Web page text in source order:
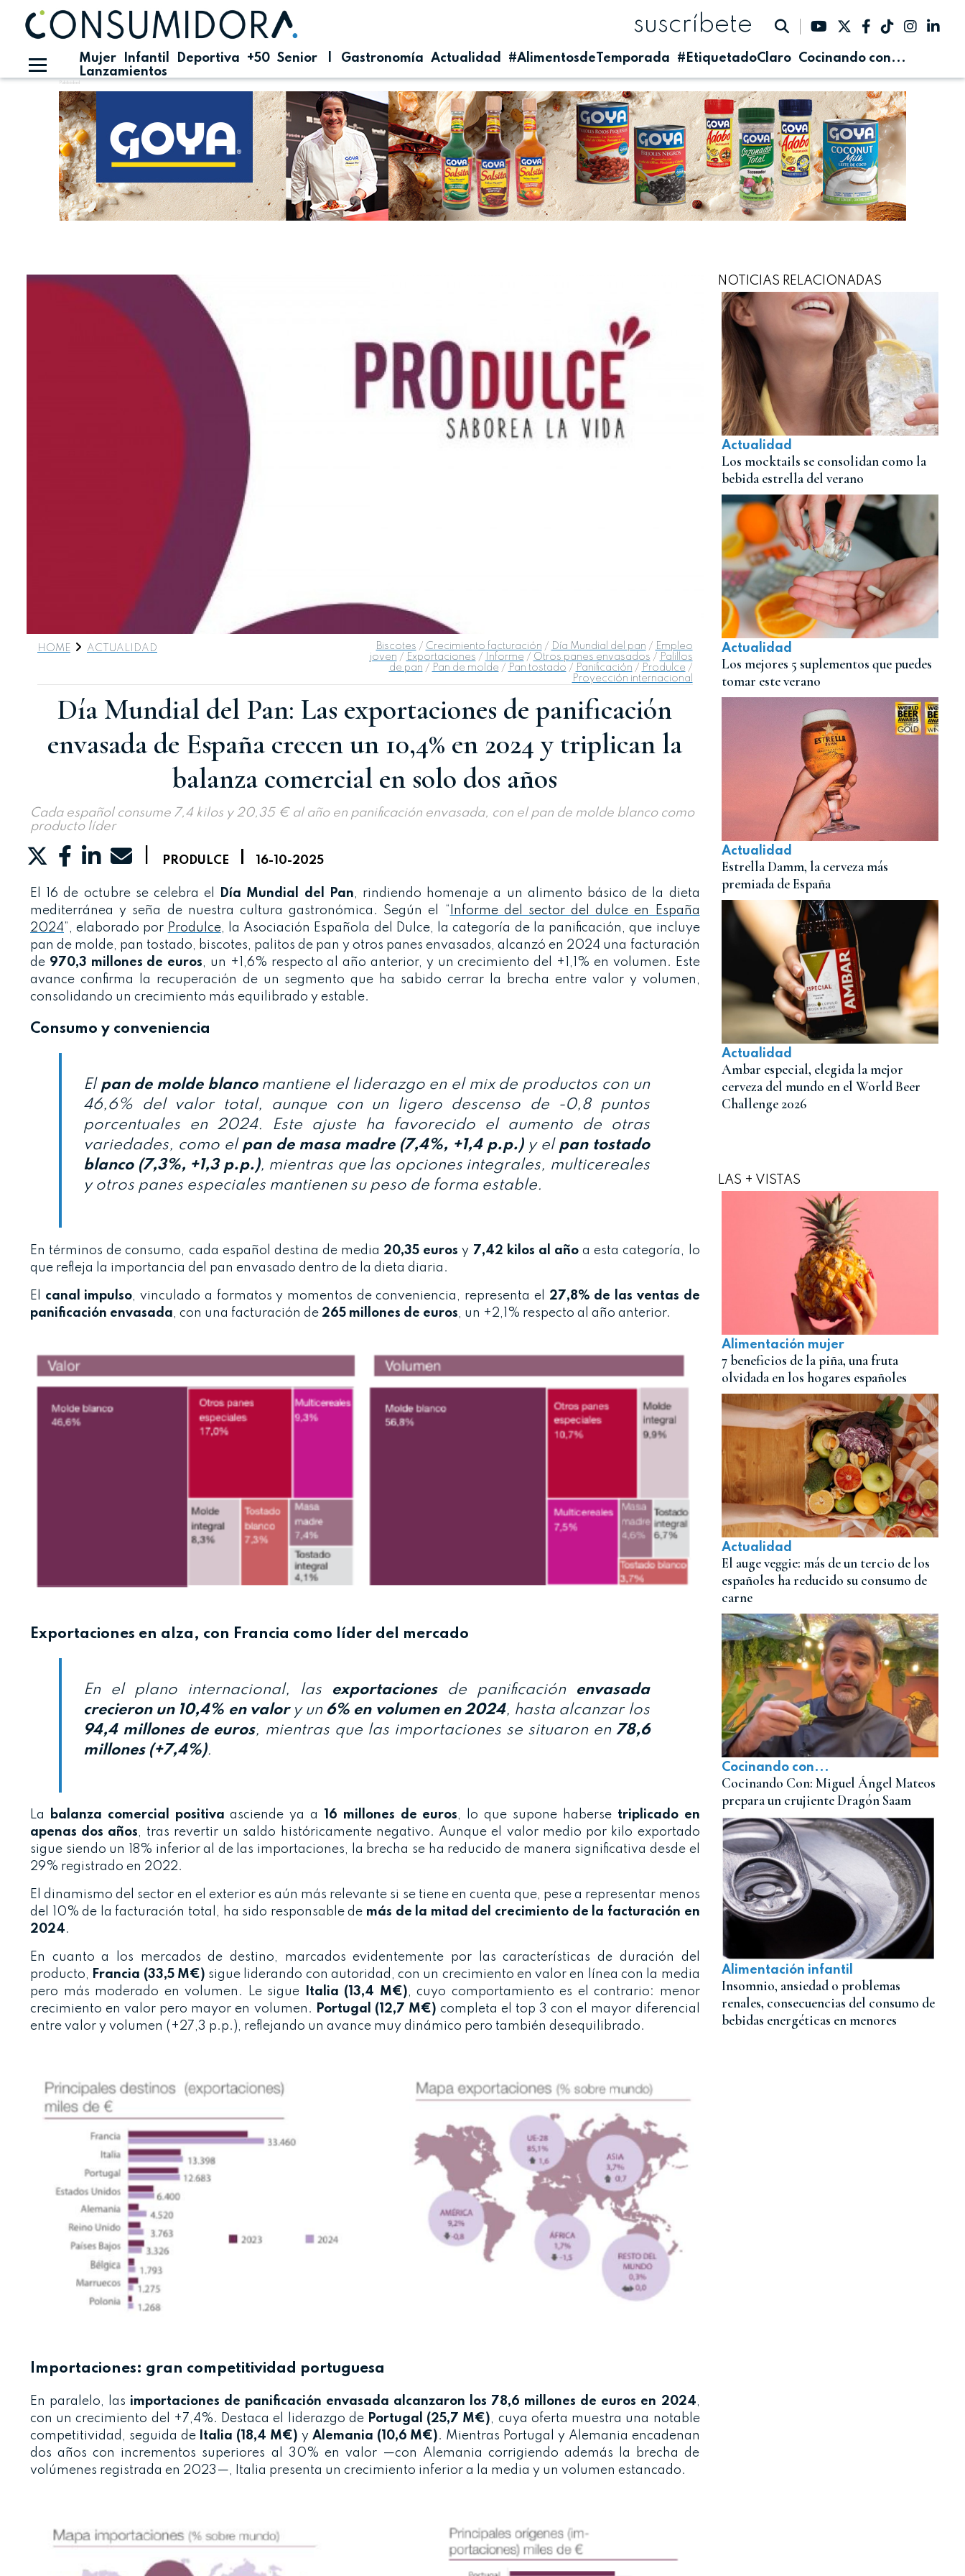
Mujer Infantil Deportiva +50 Senior | Gastronomía Actualidad #AlimentosdeTemporada #EtiquetadoClaro
Cocinando con...
Lanzamientos
suscríbete
Publicidad
HOME ACTUALIDAD Biscotes / Crecimiento facturación / Día Mundial del pan / Empleo
joven / Exportaciones / Informe / Otros panes envasados / Palillos
de pan / Pan de molde / Pan tostado / Panificación / Produlce /
Proyección internacional
Día Mundial del Pan: Las exportaciones de panificación
envasada de España crecen un 10,4% en 2024 y triplican la
balanza comercial en solo dos años
Cada español consume 7,4 kilos y 20,35 € al año en panificación envasada, con el pan de molde blanco como
producto líder
| PRODULCE | 16-10-2025
El 16 de octubre se celebra el Día Mundial del Pan, rindiendo homenaje a un alimento básico de la dieta
mediterránea y seña de nuestra cultura gastronómica. Según el “
Informe del sector del dulce en España
2024 ”, elaborado por Produlce, la Asociación Española del Dulce, la categoría de la panificación, que incluye
pan de molde, pan tostado, biscotes, palitos de pan y otros panes envasados, alcanzó en 2024 una facturación
de 970,3 millones de euros, un +1,6% respecto al año anterior, y un crecimiento del +1,1% en volumen. Este
avance confirma la recuperación de un segmento que ha sabido cerrar la brecha entre valor y volumen,
consolidando un crecimiento más equilibrado y estable.
Consumo y conveniencia
Elpan de molde blancomantiene el liderazgo en el mix de productos con un
46,6% del valor total, aunque con un ligero descenso de -0,8 puntos
porcentuales en 2024. Este ajuste ha favorecido el aumento de otras
variedades, como el pan de masa madre (7,4%, +1,4 p.p.)y el pan tostado
blanco (7,3%, +1,3 p.p.), mientras que las opciones integrales, multicereales
y otros panes especiales mantienen su peso de forma estable.
En términos de consumo, cada español destina de media 20,35 euros y 7,42 kilos al año a esta categoría, lo
que refleja la importancia del pan envasado dentro de la dieta diaria.
El canal impulso , vinculado a formatos y momentos de conveniencia, representa el 27,8% de las ventas de
panificación envasada , con una facturación de 265 millones de euros , un +2,1% respecto al año anterior.
Exportaciones en alza, con Francia como líder del mercado
En el plano internacional, las exportacionesde panificación
envasada
crecieron un 10,4% en valory un 6% en volumen en 2024, hasta alcanzar los
94,4 millones de euros, mientras que las importaciones se situaron en 78,6
millones (+7,4%).
La balanza comercial positiva asciende ya a 16 millones de euros, lo que supone haberse triplicado en
apenas dos años, tras revertir un saldo históricamente negativo. Aunque el valor medio por kilo exportado
sigue siendo un 18% inferior al de las importaciones, la brecha se ha reducido de manera significativa desde el
29% registrado en 2022.
El dinamismo del sector en el exterior es aún más relevante si se tiene en cuenta que, pese a representar menos
del 10% de la facturación total, ha sido responsable de más de la mitad del crecimiento de la facturación en
2024.
En cuanto a los mercados de destino, marcados evidentemente por las características de duración del
producto, Francia (33,5 M€) sigue liderando con autoridad, con un crecimiento en valor en línea con la media
pero más moderado en volumen. Le sigue
Italia (13,4 M€), cuyo comportamiento es el contrario: menor
crecimiento en valor pero mayor en volumen.
Portugal (12,7 M€) completa el top 3 con el mayor diferencial
entre valor y volumen (+27,3 p.p.), reflejando un avance muy dinámico pero también desequilibrado.
Importaciones: gran competitividad portuguesa
En paralelo, las importaciones de panificación envasada alcanzaron los 78,6 millones de euros en 2024,
con un crecimiento del +7,4%. Destaca el liderazgo de Portugal (25,7 M€), cuya oferta muestra una notable
competitividad, seguida de
Italia (18,4 M€) y Alemania (10,6 M€). Mientras Portugal y Alemania encadenan
dos años con incrementos superiores al 30% en valor —con Alemania corrigiendo además la brecha de
volúmenes registrada en 2023—, Italia presenta un crecimiento inferior a la media y un volumen estancado.
NOTICIAS RELACIONADAS
Actualidad
Los mocktails se consolidan como la
bebida estrella del verano
Actualidad
Los mejores 5 suplementos que puedes
tomar este verano
Actualidad
Estrella Damm, la cerveza más
premiada de España
Actualidad
Ambar especial, elegida la mejor
cerveza del mundo en el World Beer
Challenge 2026
LAS + VISTAS
Alimentación mujer
7 beneficios de la piña, una fruta
olvidada en los hogares españoles
Actualidad
El auge veggie: más de un tercio de los
españoles ha reducido su consumo de
carne
Cocinando con...
Cocinando Con: Miguel Ángel Mateos
prepara un crujiente Dragón Saam
Alimentación infantil
Insomnio, ansiedad o problemas
renales, consecuencias del consumo de
bebidas energéticas en menores